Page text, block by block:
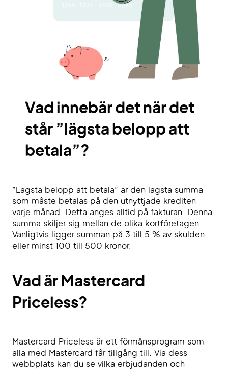
Vad innebär det när det
står ”lägsta belopp att
betala”?
”Lägsta belopp att betala” är den lägsta summa
som måste betalas på den utnyttjade krediten
varje månad. Detta anges alltid på fakturan. Denna
summa skiljer sig mellan de olika kortföretagen.
Vanligtvis ligger summan på 3 till 5 % av skulden
eller minst 100 till 500 kronor.
Vad är Mastercard
Priceless?
Mastercard Priceless är ett förmånsprogram som
alla med Mastercard får tillgång till. Via dess
webbplats kan du se vilka erbjudanden och